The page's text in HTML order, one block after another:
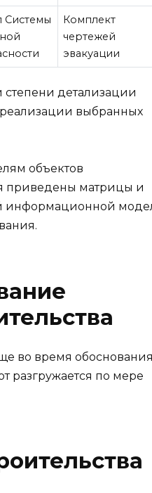
Системы
Комплект
чертежей
эвакуации
детализации
выбранных
объектов
приведены матрицы и
информационной
во время обоснования
разгружается по мере